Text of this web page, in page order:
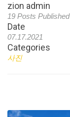
zion admin
19 Posts Published
Date
07.17.2021
Categories
사진